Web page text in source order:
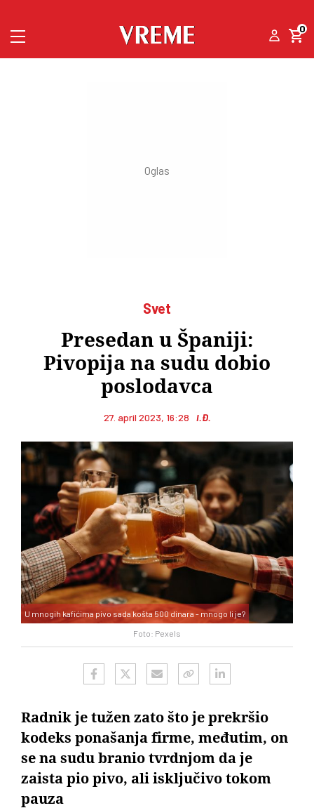
0
Svet
Presedan u Španiji:
Pivopija na sudu dobio
poslodavca
27. april 2023, 16:28 I.Đ.
Foto: Pexels
U mnogih kafićima pivo sada košta 500 dinara - mnogo li je?
Radnik je tužen zato što je prekršio
kodeks ponašanja firme, međutim, on
se na sudu branio tvrdnjom da je
zaista pio pivo, ali isključivo tokom
pauza